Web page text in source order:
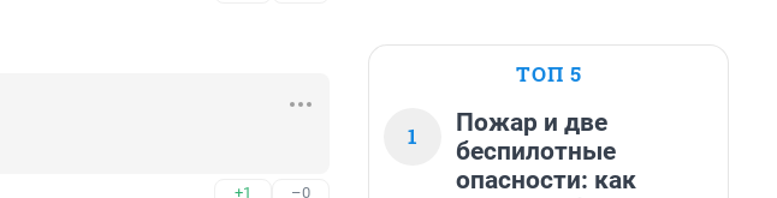
+1 –0
ТОП 5
1
Пожар и две
беспилотные
опасности: как